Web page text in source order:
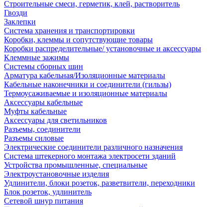
Строительные смеси, герметик, клей, растворитель
Гвозди
Заклепки
Система хранения и транспортировки
Коробки, клеммы и сопутствующие товары
Коробки распределительные/ установочные и аксессуары
Клеммные зажимы
Системы сборных шин
Арматура кабельная/Изоляционные материалы
Кабельные наконечники и соединители (гильзы)
Термоусаживаемые и изоляционные материалы
Аксессуары кабельные
Муфты кабельные
Аксессуары для светильников
Разъемы, соединители
Разъемы силовые
Электрические соединители различного назначения
Система штекерного монтажа электросети зданий
Устройства промышленные, специальные
Электроустановочные изделия
Удлинители, блоки розеток, разветвители, переходники
Блок розеток, удлинитель
Сетевой шнур питания